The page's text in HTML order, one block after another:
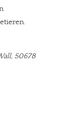
50678